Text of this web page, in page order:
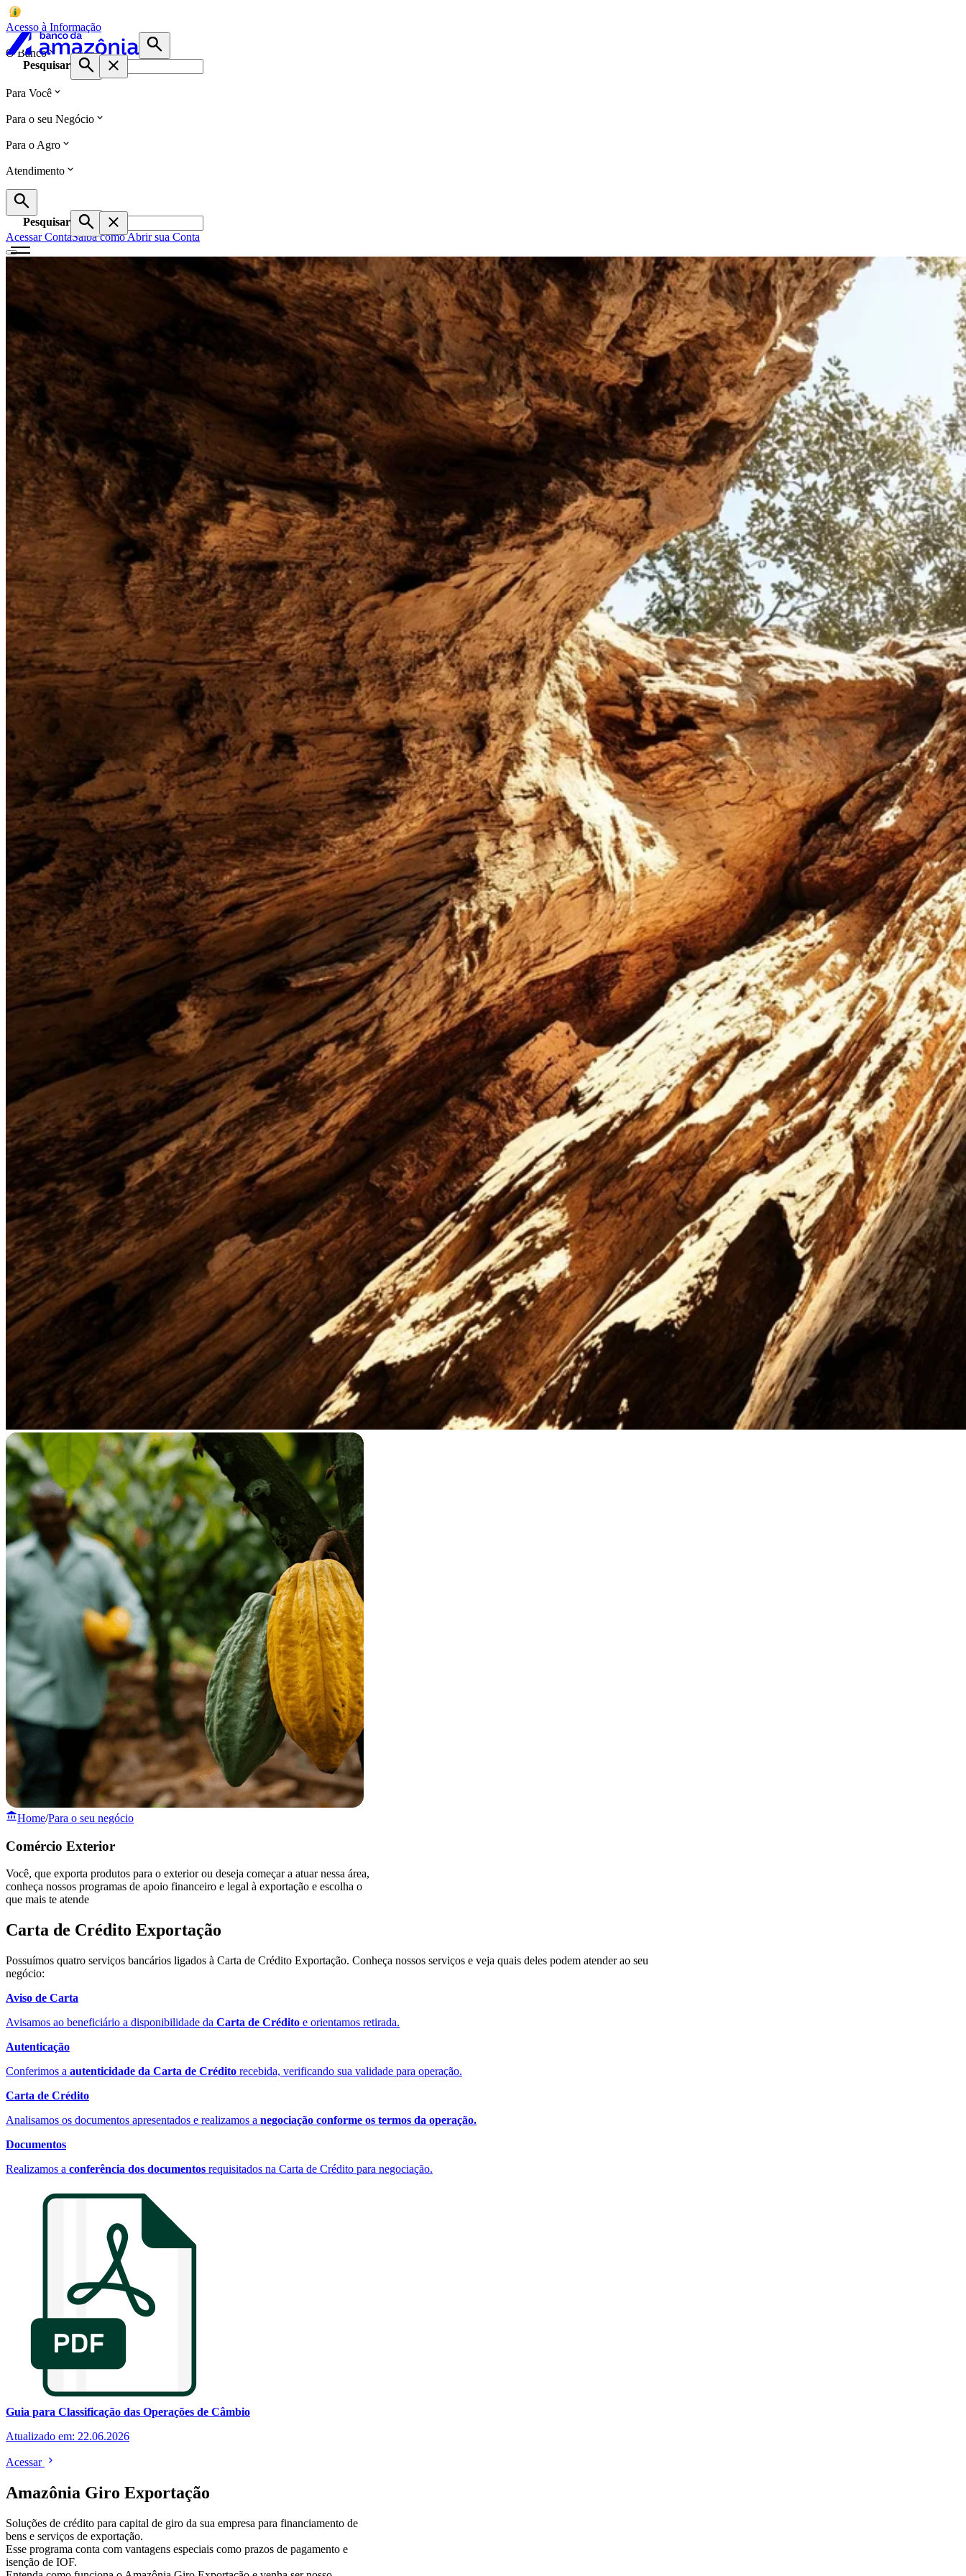
Acesso à Informação
O Banco
Pesquisar
Para Você
Para o seu Negócio
Para o Agro
Atendimento
Pesquisar
Acessar ContaSaiba como Abrir sua Conta
Home/Para o seu negócio
Comércio Exterior
Você, que exporta produtos para o exterior ou deseja começar a atuar nessa área,
conheça nossos programas de apoio financeiro e legal à exportação e escolha o
que mais te atende
Carta de Crédito Exportação
Possuímos quatro serviços bancários ligados à Carta de Crédito Exportação. Conheça nossos serviços e veja quais deles podem atender ao seu
negócio:
Aviso de Carta
Avisamos ao beneficiário a disponibilidade da Carta de Crédito e orientamos retirada.
Autenticação
Conferimos a autenticidade da Carta de Crédito recebida, verificando sua validade para operação.
Carta de Crédito
Analisamos os documentos apresentados e realizamos a negociação conforme os termos da operação.
Documentos
Realizamos a conferência dos documentos requisitados na Carta de Crédito para negociação.
Guia para Classificação das Operações de Câmbio
Atualizado em: 22.06.2026
Acessar
Amazônia Giro Exportação
Soluções de crédito para capital de giro da sua empresa para financiamento de
bens e serviços de exportação.
Esse programa conta com vantagens especiais como prazos de pagamento e
isenção de IOF.